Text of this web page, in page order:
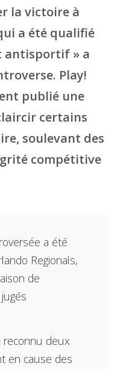
la victoire à
a été qualifié
antisportif » a
Play!
publié une
certains
soulevant des
compétitive
a été
Regionals,
de
reconnu deux
en cause des